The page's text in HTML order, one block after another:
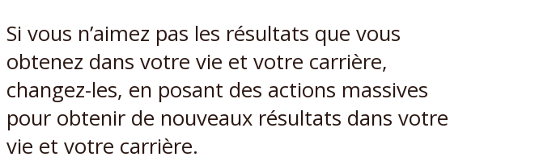
Si vous n’aimez pas les résultats que vous
obtenez dans votre vie et votre carrière,
changez-les, en posant des actions massives
pour obtenir de nouveaux résultats dans votre
vie et votre carrière.